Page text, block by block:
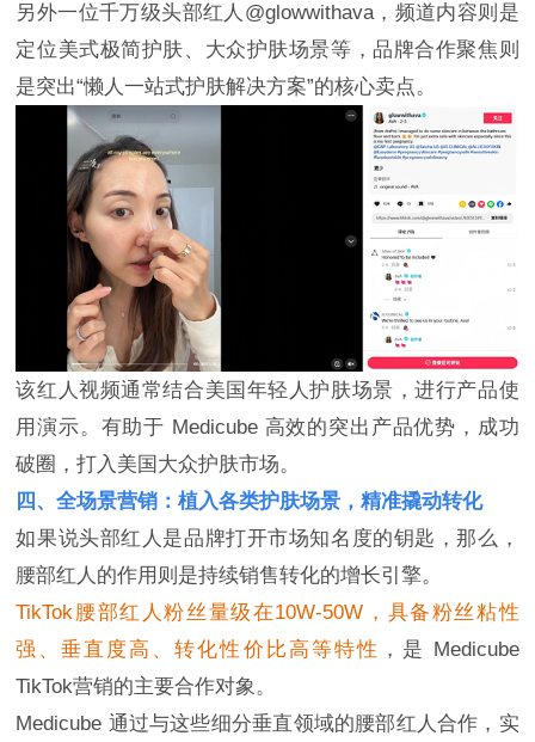
另外一位千万级头部红人@glowwithava，频道内容则是
定位美式极简护肤、大众护肤场景等，品牌合作聚焦则
是突出“懒人一站式护肤解决方案”的核心卖点。
该红人视频通常结合美国年轻人护肤场景，进行产品使
用演示。有助于 Medicube 高效的突出产品优势，成功
破圈，打入美国大众护肤市场。
四、全场景营销：植入各类护肤场景，精准撬动转化
如果说头部红人是品牌打开市场知名度的钥匙，那么，
腰部红人的作用则是持续销售转化的增长引擎。
TikTok腰部红人粉丝量级在10W-50W，具备粉丝粘性
强、垂直度高、转化性价比高等特性 ，是 Medicube
TikTok营销的主要合作对象。
Medicube 通过与这些细分垂直领域的腰部红人合作，实